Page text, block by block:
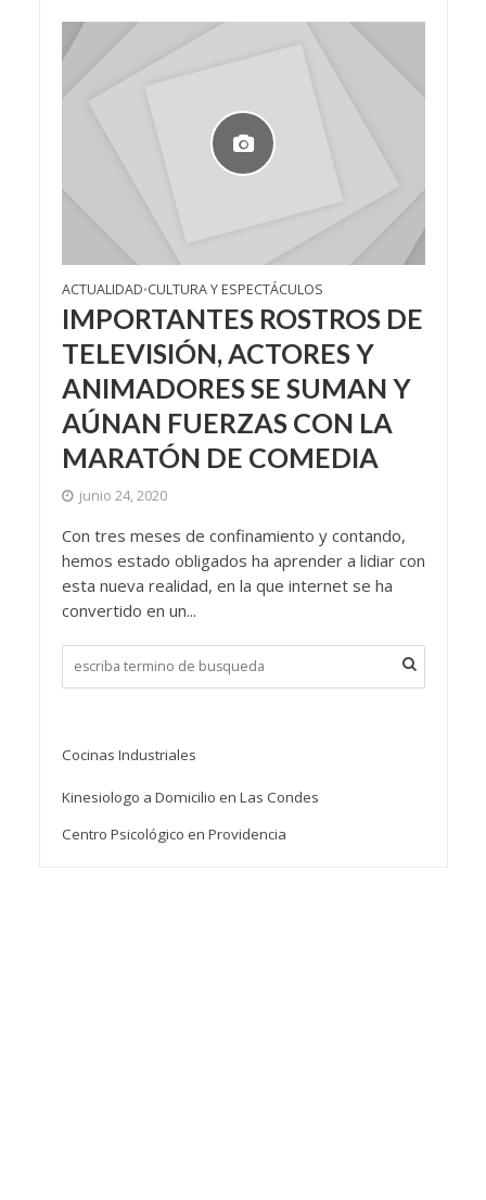
ACTUALIDAD•CULTURA Y ESPECTÁCULOS
IMPORTANTES ROSTROS DE
TELEVISIÓN, ACTORES Y
ANIMADORES SE SUMAN Y
AÚNAN FUERZAS CON LA
MARATÓN DE COMEDIA
junio 24, 2020
Con tres meses de confinamiento y contando,
hemos estado obligados ha aprender a lidiar con
esta nueva realidad, en la que internet se ha
convertido en un...
Cocinas Industriales
Kinesiologo a Domicilio en Las Condes
Centro Psicológico en Providencia